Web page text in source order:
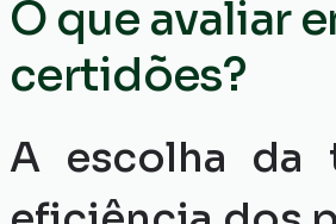
O que avaliar
certidões?
A escolha da